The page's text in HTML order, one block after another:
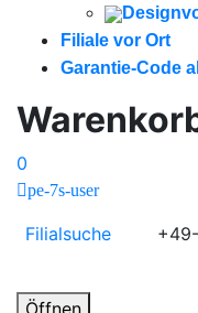
Filiale vor Ort
Garantie-Code
0
pe-7s-user
Filialsuche